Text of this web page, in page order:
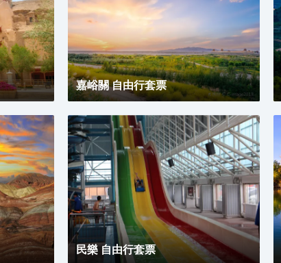
嘉峪關 自由行套票
民樂 自由行套票